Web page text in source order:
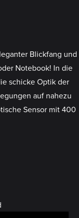
Blickfang und
Notebook! In die
schicke Optik der
auf nahezu
Sensor mit 400